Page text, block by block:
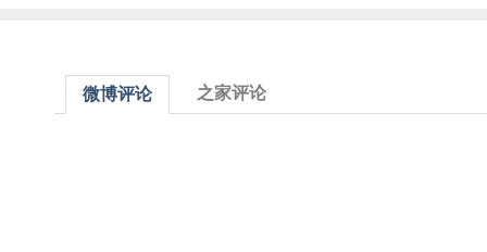
微博评论 之家评论